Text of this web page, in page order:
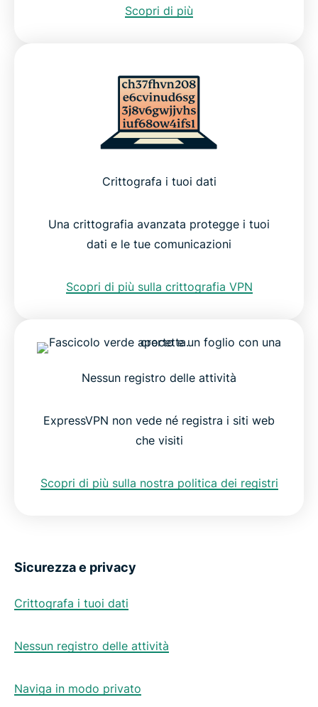
Scopri di più
Crittografa i tuoi dati
Una crittografia avanzata protegge i tuoi
dati e le tue comunicazioni
Scopri di più sulla crittografia VPN
Nessun registro delle attività
ExpressVPN non vede né registra i siti web
che visiti
Scopri di più sulla nostra politica dei registri
Sicurezza e privacy
Crittografa i tuoi dati
Nessun registro delle attività
Naviga in modo privato